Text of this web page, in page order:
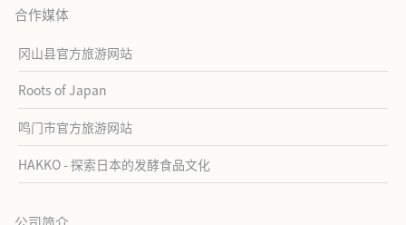
合作媒体
冈山县官方旅游网站
Roots of Japan
鸣门市官方旅游网站
HAKKO - 探索日本的发酵食品文化